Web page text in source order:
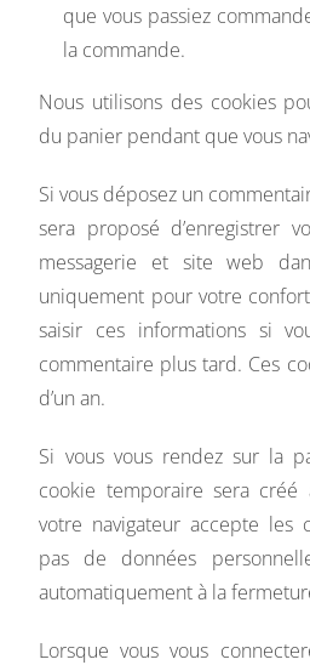
que vous passiez
la commande.
Nous utilisons des cookies
du panier pendant que vous
Si vous déposez un
sera proposé d’enregistrer
messagerie et site web
uniquement pour votre
saisir ces informations si
commentaire plus tard. Ces
d’un an.
Si vous vous rendez sur la
cookie temporaire sera
votre navigateur accepte les
pas de données
automatiquement à la
Lorsque vous vous